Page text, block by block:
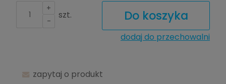
+
-
szt. Do koszyka
dodaj do przechowalni
zapytaj o produkt